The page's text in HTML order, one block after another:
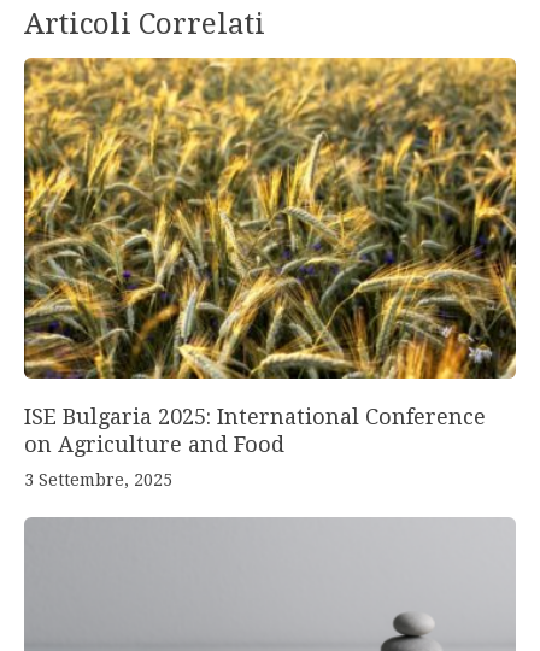
Articoli Correlati
ISE Bulgaria 2025: International Conference
on Agriculture and Food
3 Settembre, 2025